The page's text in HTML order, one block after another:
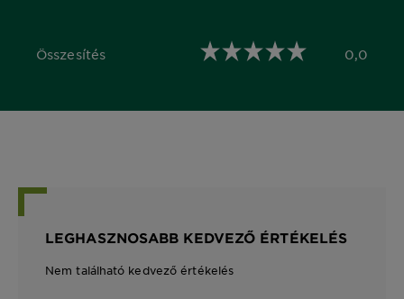
Összesítés
0,0 out of 5 stars 0,0
LEGHASZNOSABB KEDVEZŐ ÉRTÉKELÉS
Nem található kedvező értékelés